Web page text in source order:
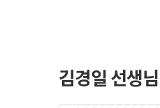
김경일 선생